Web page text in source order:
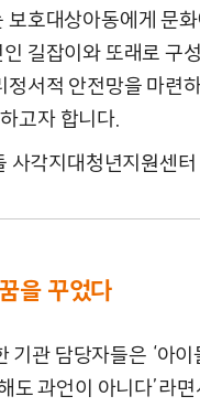
호대상아동에게 문
길잡이와 또래로 구
서적 안전망을 마련
고자 합니다.
사각지대청년지원센
을 꾸었다
기관 담당자들은 ‘아
과언이 아니다’라면